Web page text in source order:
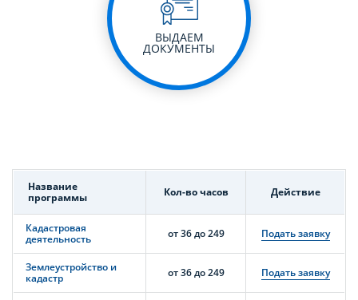
ВЫДАЕМ
ДОКУМЕНТЫ
Название
программы
Кол-во часов Действие
Кадастровая
деятельность
от 36 до 249 Подать заявку
Землеустройство и
кадастр
от 36 до 249 Подать заявку